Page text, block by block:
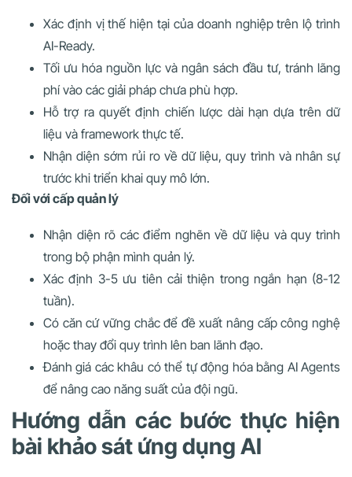
Xác định vị thế hiện tại của doanh nghiệp trên lộ trình
AI-Ready.
Tối ưu hóa nguồn lực và ngân sách đầu tư, tránh lãng
phí vào các giải pháp chưa phù hợp.
Hỗ trợ ra quyết định chiến lược dài hạn dựa trên dữ
liệu và framework thực tế.
Nhận diện sớm rủi ro về dữ liệu, quy trình và nhân sự
trước khi triển khai quy mô lớn.
Đối với cấp quản lý
Nhận diện rõ các điểm nghẽn về dữ liệu và quy trình
trong bộ phận mình quản lý.
Xác định 3-5 ưu tiên cải thiện trong ngắn hạn (8-12
tuần).
Có căn cứ vững chắc để đề xuất nâng cấp công nghệ
hoặc thay đổi quy trình lên ban lãnh đạo.
Đánh giá các khâu có thể tự động hóa bằng AI Agents
để nâng cao năng suất của đội ngũ.
Hướng dẫn các bước thực hiện
bài khảo sát ứng dụng AI